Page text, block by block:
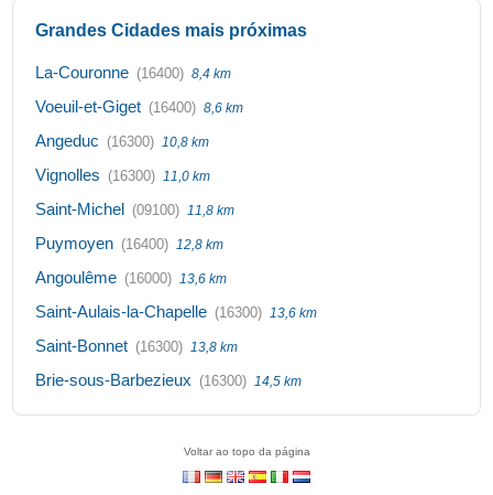
Grandes Cidades mais próximas
La-Couronne (16400) 8,4 km
Voeuil-et-Giget (16400) 8,6 km
Angeduc (16300) 10,8 km
Vignolles (16300) 11,0 km
Saint-Michel (09100) 11,8 km
Puymoyen (16400) 12,8 km
Angoulême (16000) 13,6 km
Saint-Aulais-la-Chapelle (16300) 13,6 km
Saint-Bonnet (16300) 13,8 km
Brie-sous-Barbezieux (16300) 14,5 km
Voltar ao topo da página